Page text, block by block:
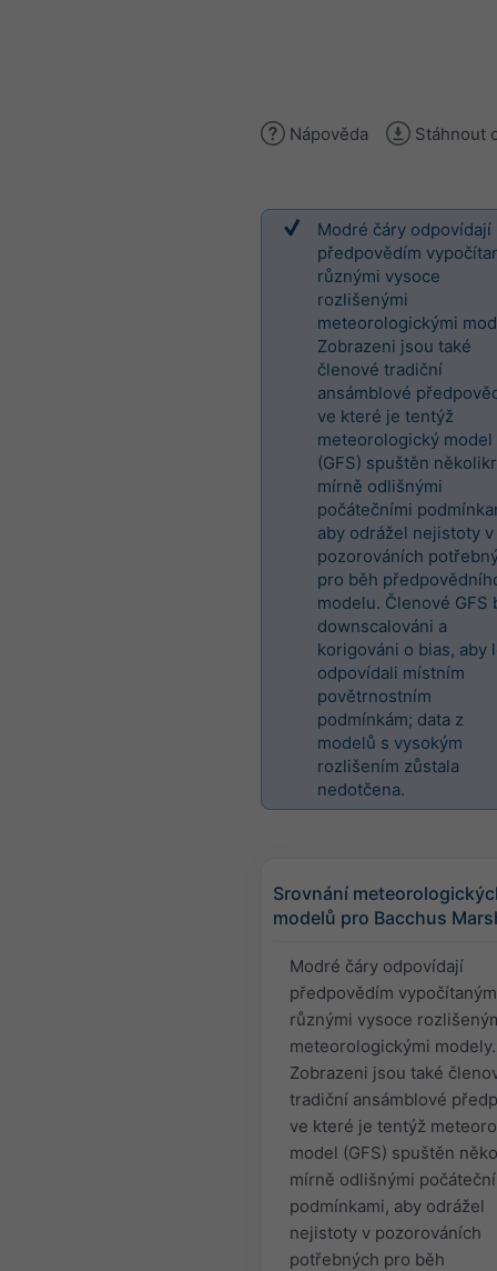
Nápověda Stáhnout
Modré čáry odpovídají
předpovědím
různými vysoce
rozlišenými
meteorologickými
Zobrazeni jsou také
členové tradiční
ansámblové
ve které je tentýž
meteorologický model
(GFS) spuštěn
mírně odlišnými
počátečními
aby odrážel nejistoty v
pozorováních
pro běh
modelu. Členové GFS
downscalováni a
korigováni o bias, aby
odpovídali místním
povětrnostním
podmínkám; data z
modelů s vysokým
rozlišením zůstala
nedotčena.
Srovnání
modelů pro Bacchus
Modré čáry odpovídají
předpovědím vypočítaným
různými vysoce
meteorologickými modely.
Zobrazeni jsou také
tradiční ansámblové
ve které je tentýž
model (GFS) spuštěn
mírně odlišnými
podmínkami, aby odrážel
nejistoty v pozorováních
potřebných pro běh